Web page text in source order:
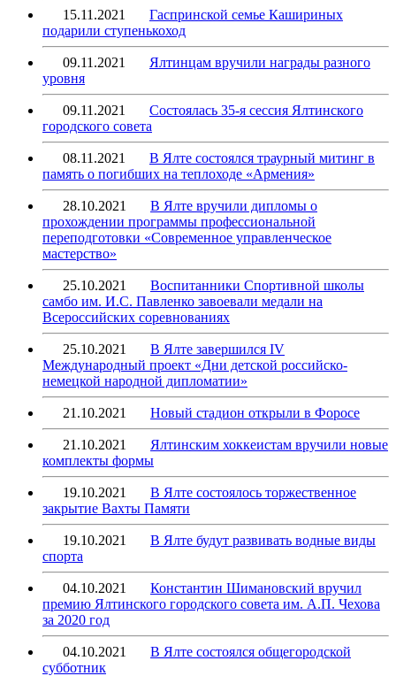
15.11.2021
Гаспринской семье Кашириных
подарили ступенькоход
09.11.2021
Ялтинцам вручили награды разного
уровня
09.11.2021
Состоялась 35-я сессия Ялтинского
городского совета
08.11.2021
В Ялте состоялся траурный митинг в
память о погибших на теплоходе «Армения»
28.10.2021
В Ялте вручили дипломы о
прохождении программы профессиональной
переподготовки «Современное управленческое
мастерство»
25.10.2021
Воспитанники Спортивной школы
самбо им. И.С. Павленко завоевали медали на
Всероссийских соревнованиях
25.10.2021
В Ялте завершился IV
Международный проект «Дни детской российско-
немецкой народной дипломатии»
21.10.2021 Новый стадион открыли в Форосе
21.10.2021
Ялтинским хоккеистам вручили новые
комплекты формы
19.10.2021
В Ялте состоялось торжественное
закрытие Вахты Памяти
19.10.2021
В Ялте будут развивать водные виды
спорта
04.10.2021
Константин Шимановский вручил
премию Ялтинского городского совета им. А.П. Чехова
за 2020 год
04.10.2021
В Ялте состоялся общегородской
субботник